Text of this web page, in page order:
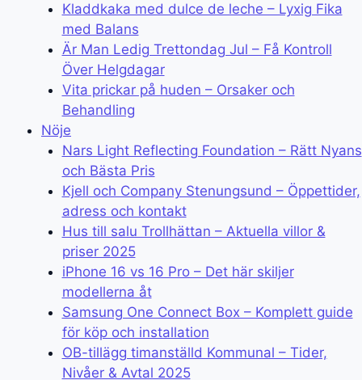
Kladdkaka med dulce de leche – Lyxig Fika
med Balans
Är Man Ledig Trettondag Jul – Få Kontroll
Över Helgdagar
Vita prickar på huden – Orsaker och
Behandling
Nöje
Nars Light Reflecting Foundation – Rätt Nyans
och Bästa Pris
Kjell och Company Stenungsund – Öppettider,
adress och kontakt
Hus till salu Trollhättan – Aktuella villor &
priser 2025
iPhone 16 vs 16 Pro – Det här skiljer
modellerna åt
Samsung One Connect Box – Komplett guide
för köp och installation
OB-tillägg timanställd Kommunal – Tider,
Nivåer & Avtal 2025